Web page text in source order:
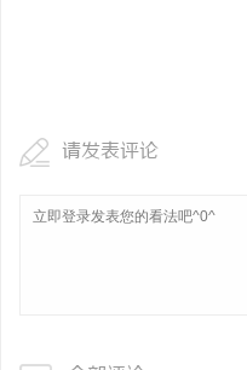
请发表评论